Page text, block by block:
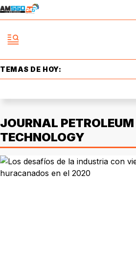
TEMAS DE HOY:
JOURNAL PETROLEUM
TECHNOLOGY